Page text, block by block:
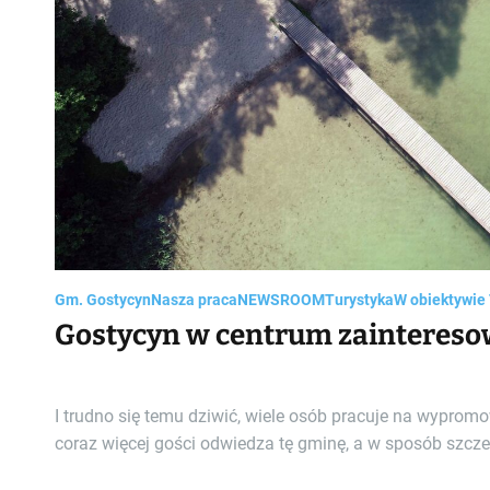
Gm. GostycynNasza pracaNEWSROOMTurystykaW obiektywie
Gostycyn w centrum
I trudno się temu dziwić, wiele osób pracuje na
coraz więcej gości odwiedza tę gminę, a w sposób